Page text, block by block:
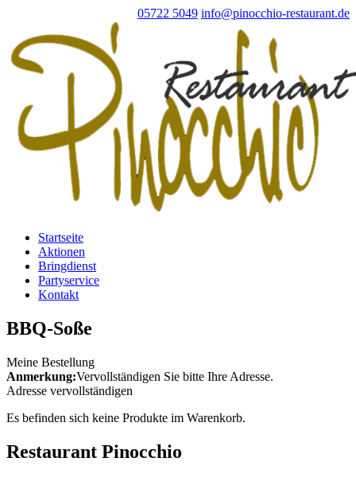
05722 5049 info@pinocchio-restaurant.de
Startseite
Aktionen
Bringdienst
Partyservice
Kontakt
BBQ-Soße
Meine Bestellung
Anmerkung:Vervollständigen Sie bitte Ihre Adresse.
Adresse vervollständigen
Es befinden sich keine Produkte im Warenkorb.
Restaurant Pinocchio